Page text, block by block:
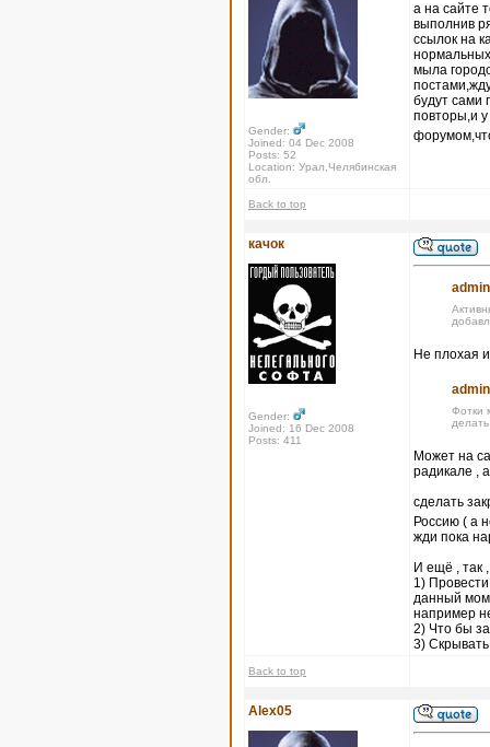
Gender:
Joined: 04 Dec 2008
Posts: 52
Location: Урал,Челябинская
обл.
а на сайте
выполнив
ссылок на
мыла
будут сами
повторы,и
Back to top
качок
Gender:
Joined: 16 Dec 2008
Posts: 411
Не плохая
Фотки
Может на
радикале ,
сделать
Россию ( а
жди пока
И ещё , так
1)
данный
например
2) Что бы
3)
Back to top
Alex05